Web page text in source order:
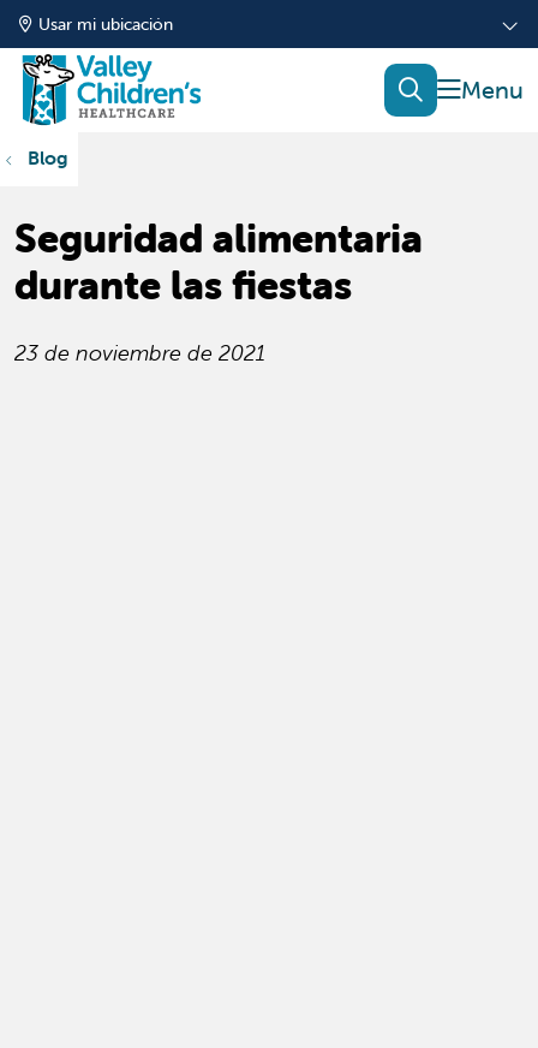
Usar mi ubicación
mostrar
buscar
Blog
Seguridad alimentaria
durante las fiestas
23 de noviembre de 2021